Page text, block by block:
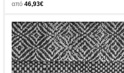
από 46,93€